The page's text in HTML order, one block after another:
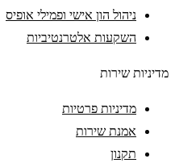
ניהול הון אישי ופמילי אופיס
השקעות אלטרנטיביות
מדיניות שירות
מדיניות פרטיות
אמנת שירות
תקנון